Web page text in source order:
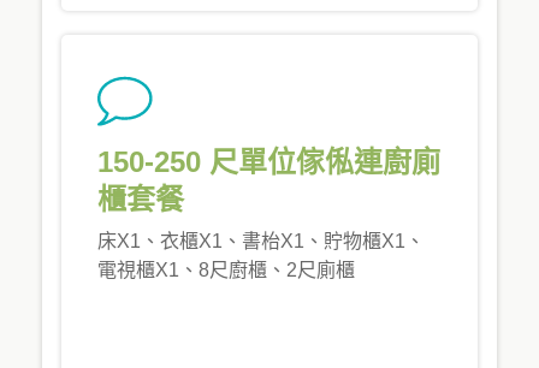
150-250 尺單位傢俬連廚廁
櫃套餐
床X1、衣櫃X1、書枱X1、貯物櫃X1、
電視櫃X1、8尺廚櫃、2尺廁櫃